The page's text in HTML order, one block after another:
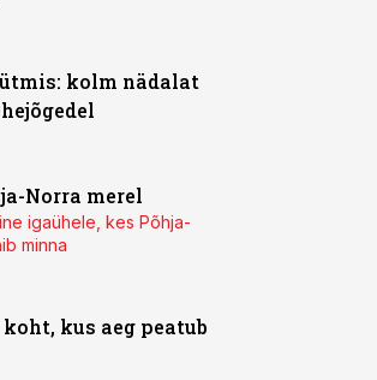
kolm nädalat
Norra merel
igaühele, kes Põhja-
minna
kus aeg peatub